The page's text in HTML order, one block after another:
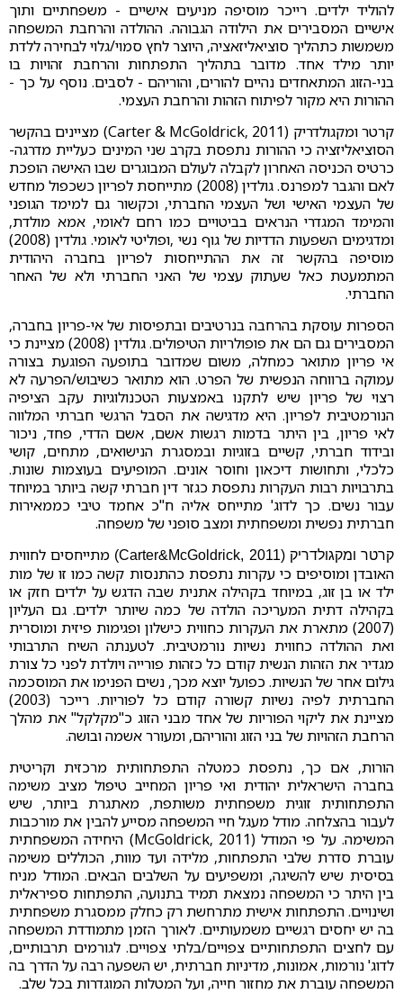
להוליד ילדים. רייכר מוסיפה מניעים אישיים - משפחתיים ותוך
אישיים המסבירים את הילודה הגבוהה. ההולדה והרחבת המשפחה
משמשות כתהליך סוציאליזאציה, היוצר לחץ סמוי/גלוי לבחירה ללדת
יותר מילד אחד. מדובר בתהליך התפתחות והרחבת זהויות בו
בני-הזוג המתאחדים נהיים להורים, והוריהם - לסבים. נוסף על כך -
ההורות היא מקור לפיתוח הזהות והרחבת העצמי.
קרטר ומקגולדריק (Carter & McGoldrick, 2011) מציינים בהקשר
הסוציאליזציה כי ההורות נתפסת בקרב שני המינים כעליית מדרגה-
כרטיס הכניסה האחרון לקבלה לעולם המבוגרים שבו האישה הופכת
לאם והגבר למפרנס. גולדין (2008) מתייחסת לפריון כשכפול מחדש
של העצמי האישי ושל העצמי החברתי, וכקשור גם למימד הגופני
והמימד המגדרי הנראים בביטויים כמו רחם לאומי, אמא מולדת,
ומדגימים השפעות הדדיות של גוף נשי ,ופוליטי לאומי. גולדין (2008)
מוסיפה בהקשר זה את ההתייחסות לפריון בחברה היהודית
המתמעטת כאל שעתוק עצמי של האני החברתי ולא של האחר
החברתי.
הספרות עוסקת בהרחבה בנרטיבים ובתפיסות של אי-פריון בחברה,
המסבירים גם הם את פופולריות הטיפולים. גולדין (2008) מציינת כי
אי פריון מתואר כמחלה, משום שמדובר בתופעה הפוגעת בצורה
עמוקה ברווחה הנפשית של הפרט. הוא מתואר כשיבוש/הפרעה לא
רצוי של פריון שיש לתקנו באמצעות הטכנולוגיות עקב הציפיה
הנורמטיבית לפריון. היא מדגישה את הסבל הרגשי חברתי המלווה
לאי פריון, בין היתר בדמות רגשות אשם, אשם הדדי, פחד, ניכור
ובידוד חברתי, קשיים בזוגיות ובמסגרת הנישואים, מתחים, קושי
כלכלי, ותחושות דיכאון וחוסר אונים. המופיעים בעוצמות שונות.
בתרבויות רבות העקרות נתפסת כגזר דין חברתי קשה ביותר במיוחד
עבור נשים. כך לדוג' מתייחס אליה ח"כ אחמד טיבי כממאירות
חברתית נפשית ומשפחתית ומצב סופני של משפחה.
קרטר ומקגולדריק (Carter&McGoldrick, 2011)
מתייחסים לחווית
האובדן ומוסיפים כי עקרות נתפסת כהתנסות קשה כמו זו של מות
ילד או בן זוג, במיוחד בקהילה אתנית שבה הדגש על ילדים חזק או
בקהילה דתית המעריכה הולדה של כמה שיותר ילדים. גם העליון
(2007) מתארת את העקרות כחווית כישלון ופגימות פיזית ומוסרית
ואת ההולדה כחווית נשיות נורמטיבית. לטענתה השיח התרבותי
מגדיר את הזהות הנשית קודם כל כזהות פורייה ויולדת לפני כל צורת
גילום אחר של הנשיות. כפועל יוצא מכך, נשים הפנימו את המוסכמה
החברתית לפיה נשיות קשורה קודם כל לפוריות. רייכר (2003)
מציינת את ליקוי הפוריות של אחד מבני הזוג כ"מקלקל" את מהלך
הרחבת הזהויות של בני הזוג והוריהם, ומעורר אשמה ובושה.
הורות, אם כך, נתפסת כמטלה התפתחותית מרכזית וקריטית
בחברה הישראלית יהודית ואי פריון המחייב טיפול מציב משימה
התפתחותית זוגית משפחתית משותפת, מאתגרת ביותר, שיש
לעבור בהצלחה. מודל מעגל חיי המשפחה מסייע להבין את מורכבות
המשימה. על פי המודל (McGoldrick, 2011) היחידה המשפחתית
עוברת סדרת שלבי התפתחות, מלידה ועד מוות, הכוללים משימה
בסיסית שיש להשיגה, ומשפיעים על השלבים הבאים. המודל מניח
בין היתר כי המשפחה נמצאת תמיד בתנועה, התפתחות ספיראלית
ושינויים. התפתחות אישית מתרחשת רק כחלק ממסגרת משפחתית
בה יש יחסים רגשיים משמעותיים. לאורך הזמן מתמודדת המשפחה
עם לחצים התפתחותיים צפויים/בלתי צפויים. לגורמים תרבותיים,
לדוג' נורמות, אמונות, מדיניות חברתית, יש השפעה רבה על הדרך בה
המשפחה עוברת את מחזור חייה, ועל המטלות המוגדרות בכל שלב.